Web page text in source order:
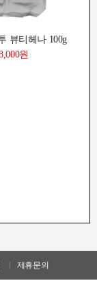
뷰티헤나 100g
원
제휴문의